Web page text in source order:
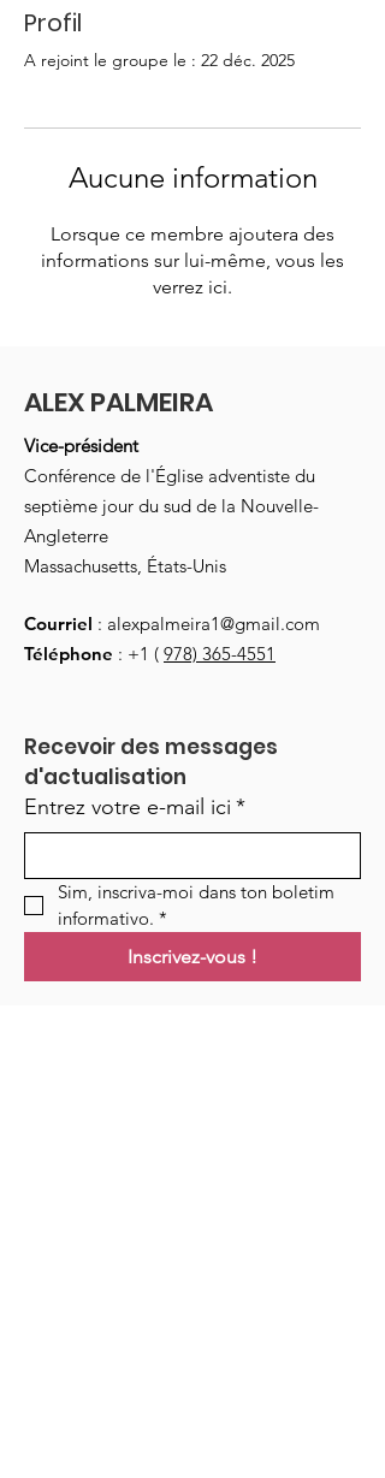
Profil
A rejoint le groupe le : 22 déc. 2025
Aucune information
Lorsque ce membre ajoutera des
informations sur lui-même, vous les
verrez ici.
ALEX PALMEIRA
Vice-président
Conférence de l'Église adventiste du
septième jour du sud de la Nouvelle-
Angleterre
Massachusetts, États-Unis
Courriel : alexpalmeira1@gmail.com
Téléphone : +1 ( 978) 365-4551
Recevoir des messages
d'actualisation
Entrez votre e-mail ici *
Sim, inscriva-moi dans ton boletim
informativo. *
Inscrivez-vous !